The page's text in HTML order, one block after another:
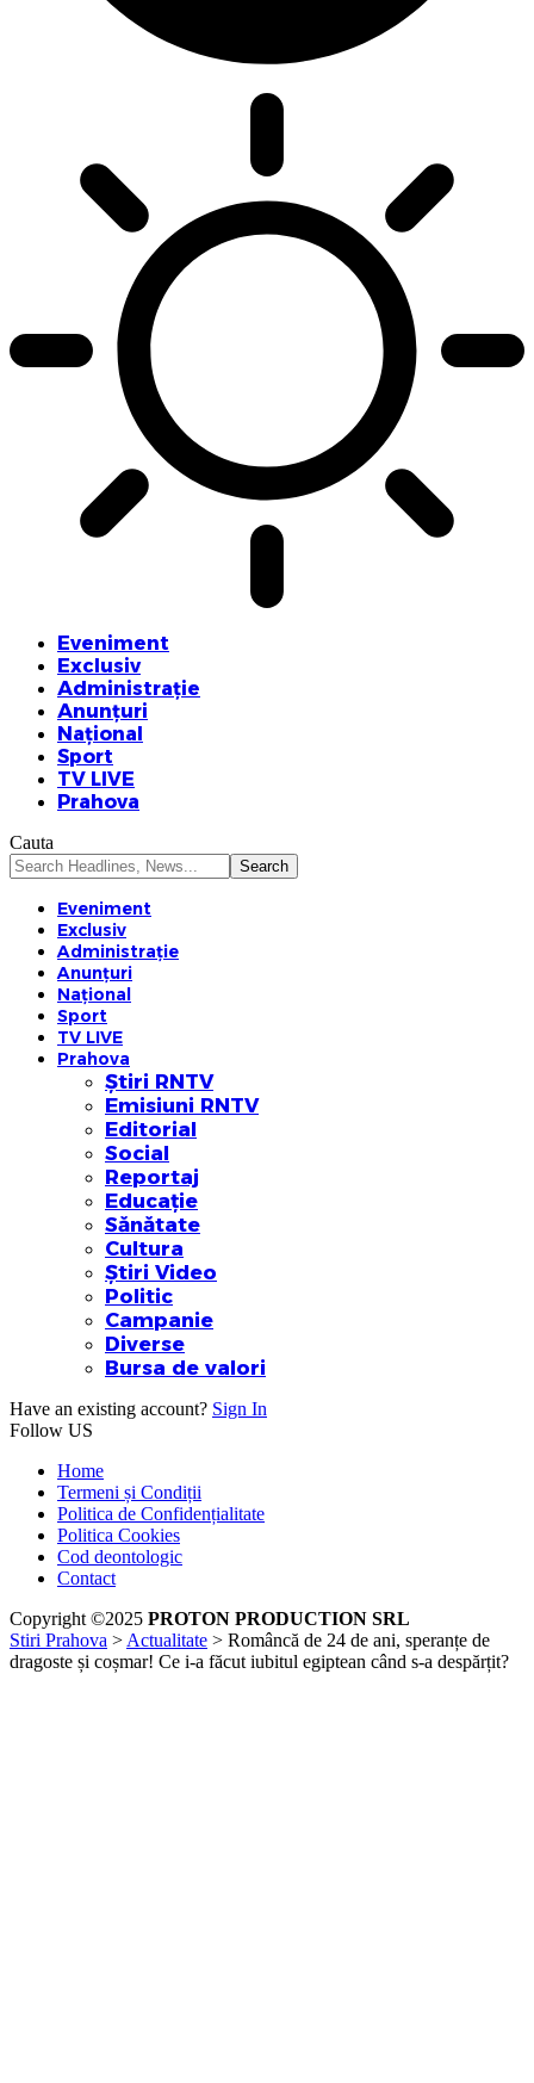
Eveniment
Exclusiv
Administrație
Anunțuri
Național
Sport
TV LIVE
Prahova
Cauta
Eveniment
Exclusiv
Administrație
Anunțuri
Național
Sport
TV LIVE
Prahova
Știri RNTV
Emisiuni RNTV
Editorial
Social
Reportaj
Educație
Sănătate
Cultura
Știri Video
Politic
Campanie
Diverse
Bursa de valori
Have an existing account? Sign In
Follow US
Home
Termeni și Condiții
Politica de Confidențialitate
Politica Cookies
Cod deontologic
Contact
Copyright ©2025 PROTON PRODUCTION SRL
Stiri Prahova > Actualitate > Româncă de 24 de ani, speranțe de
dragoste și coșmar! Ce i-a făcut iubitul egiptean când s-a despărțit?